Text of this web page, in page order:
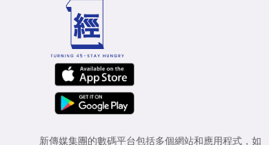
新傳媒集團的數碼平台包括多個網站和應用程式，如